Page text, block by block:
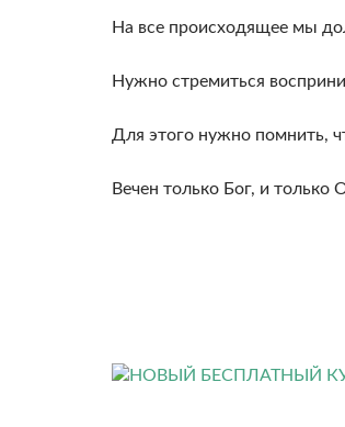
На все происходящее мы
Нужно стремиться
Для этого нужно помнить,
Вечен только Бог, и только